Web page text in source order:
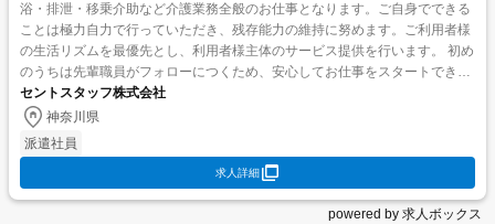
浴・排泄・移乗介助など介護業務全般のお仕事となります。ご自身でできる
ことは極力自力で行っていただき、残存能力の維持に努めます。ご利用者様
の生活リズムを最優先とし、利用者様主体のサービス提供を行います。 初め
のうちは先輩職員がフォローにつくため、安心してお仕事をスタートできま
す! <お仕事先情報> <施設形態>サービス付き高齢者...
セントスタッフ株式会社
神奈川県
派遣社員
求人詳細
powered by 求人ボックス